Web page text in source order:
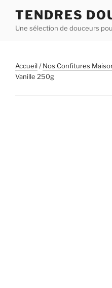
contenu
TENDRES
Une sélection de douceurs
Accueil/Nos Confitures
Vanille 250g